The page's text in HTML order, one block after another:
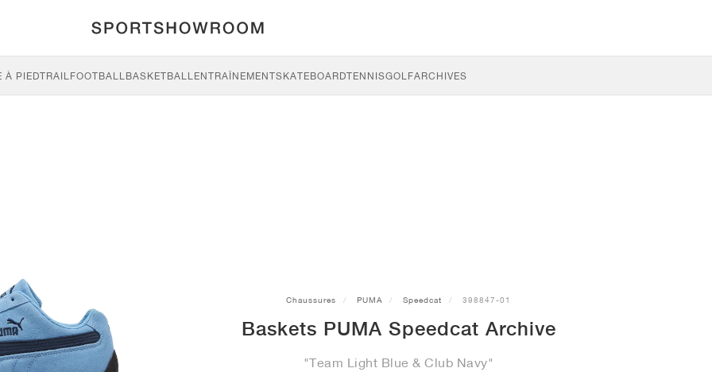
À PIEDTRAILFOOTBALLBASKETBALLENTRAÎNEMENTSKATEBOARDTENNISGOLFARCHIVES
Chaussures PUMA Speedcat 398847-01
Baskets PUMA Speedcat Archive
"Team Light Blue & Club Navy"